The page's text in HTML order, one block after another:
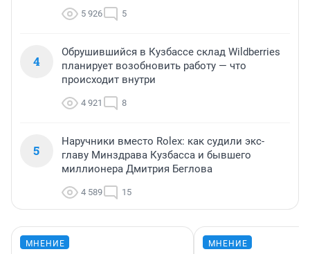
5 926 5
4
Обрушившийся в Кузбассе склад Wildberries
планирует возобновить работу — что
происходит внутри
4 921 8
5
Наручники вместо Rolex: как судили экс-
главу Минздрава Кузбасса и бывшего
миллионера Дмитрия Беглова
4 589 15
МНЕНИЕ МНЕНИЕ